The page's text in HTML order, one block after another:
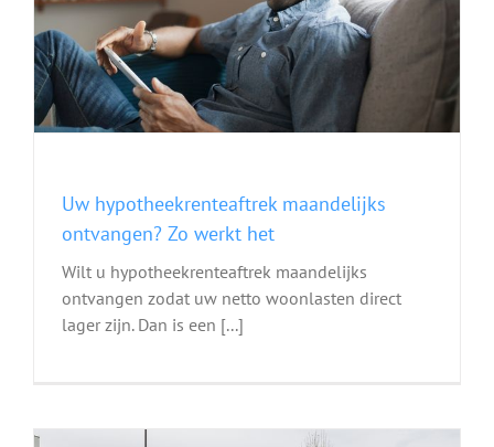
Uw hypotheekrenteaftrek maandelijks
ontvangen? Zo werkt het
Wilt u hypotheekrenteaftrek maandelijks
ontvangen zodat uw netto woonlasten direct
lager zijn. Dan is een [...]